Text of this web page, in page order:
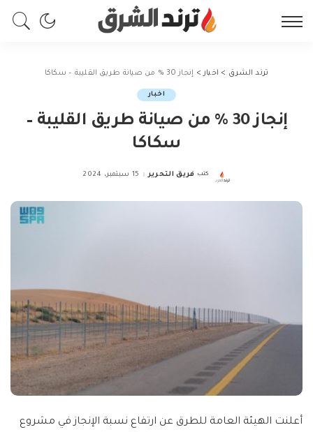
ترند الشرق > اخبار > إنجاز 30 % من صيانة طريق القليبة – سكاكا
اخبار
إنجاز 30 % من صيانة طريق القليبة –
سكاكا
Posted
كتب فريق التحرير 15 سبتمبر، 2024
أعلنت الهيئة العامة للطرق عن ارتفاع نسبة الإنجاز في مشروع